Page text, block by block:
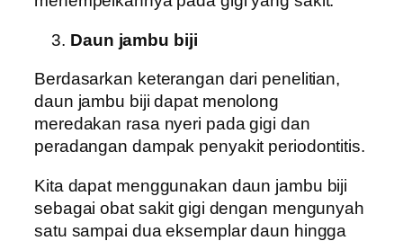
Daun jambu biji
Berdasarkan keterangan dari penelitian,
daun jambu biji dapat menolong
meredakan rasa nyeri pada gigi dan
peradangan dampak penyakit periodontitis.
Kita dapat menggunakan daun jambu biji
sebagai obat sakit gigi dengan mengunyah
satu sampai dua eksemplar daun hingga